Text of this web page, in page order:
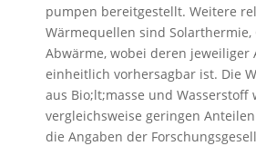
pumpen bereitgestellt. Weitere
Wärmequellen sind
Abwärme, wobei deren jeweiliger
einheitlich vorhersagbar ist. Die
aus Bio;lt;­masse und Wasserstoff
vergleichsweise geringen
die Angaben der